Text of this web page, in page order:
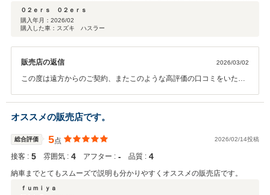
す。総じて対応は迅速でした。購入車は状態が良くとても気に入っていま
す。ありがとうございました。初めての中古車購入だったことに加えて、現
物確認せぬまま買うことができたことに、自分でも少々驚いています。
０２ｅｒｓ ０２ｅｒｓ
購入年月： 2026/02
購入した車：スズキ ハスラー
販売店の返信 2026/03/02
この度は遠方からのご契約、またこのような高評価の口コミをいただ
で、私も嬉しいです。こちらこそ迅速にご対応していただき、大変感
謝しております。今後とも、従業員一同お客様にご満足いただけるよ
う邁進して参ります。 改めてこの度はありがとうございました。素敵
なカーライフをお過ごしくださいませ！
オススメの販売店です。
総合評価 5点 2026/02/14投稿
接客 : 5 雰囲気 : 4 アフター : ‐ 品質 : 4
納車までとてもスムーズで説明も分かりやすくオススメの販売店です。
ｆｕｍｉｙａ